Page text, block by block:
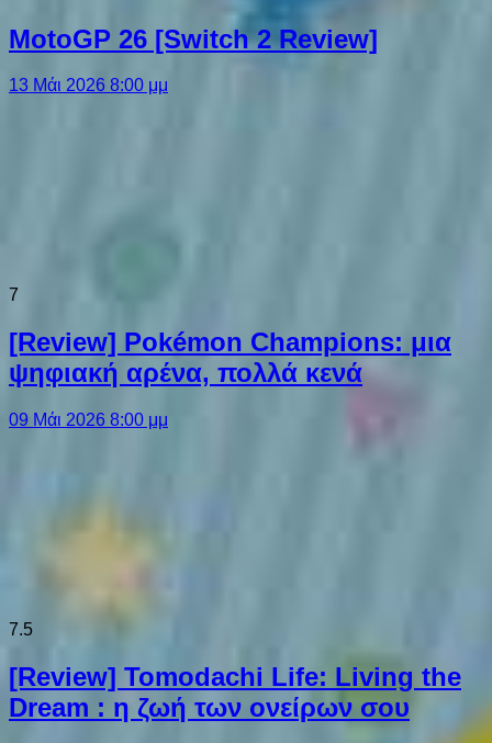
MotoGP 26 [Switch 2 Review]
13 Μάι 2026 8:00 μμ
7
[Review] Pokémon Champions: μια
ψηφιακή αρένα, πολλά κενά
09 Μάι 2026 8:00 μμ
7.5
[Review] Tomodachi Life: Living the
Dream : η ζωή των ονείρων σου